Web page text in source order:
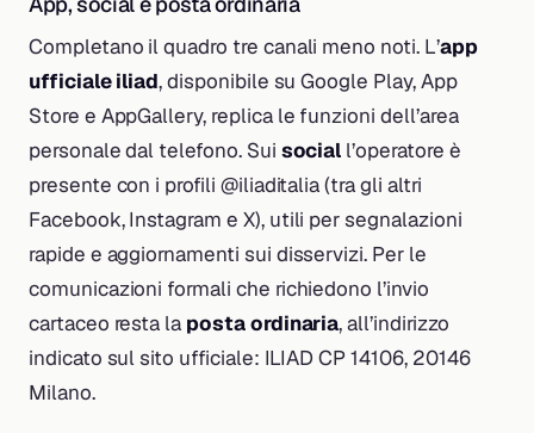
Completano il quadro tre canali meno noti. L’app
ufficiale iliad, disponibile su Google Play, App
Store e AppGallery, replica le funzioni dell’area
personale dal telefono. Sui social l’operatore è
presente con i profili @iliaditalia (tra gli altri
Facebook, Instagram e X), utili per segnalazioni
rapide e aggiornamenti sui disservizi. Per le
comunicazioni formali che richiedono l’invio
cartaceo resta la posta ordinaria, all’indirizzo
indicato sul sito ufficiale: ILIAD CP 14106, 20146
Milano.